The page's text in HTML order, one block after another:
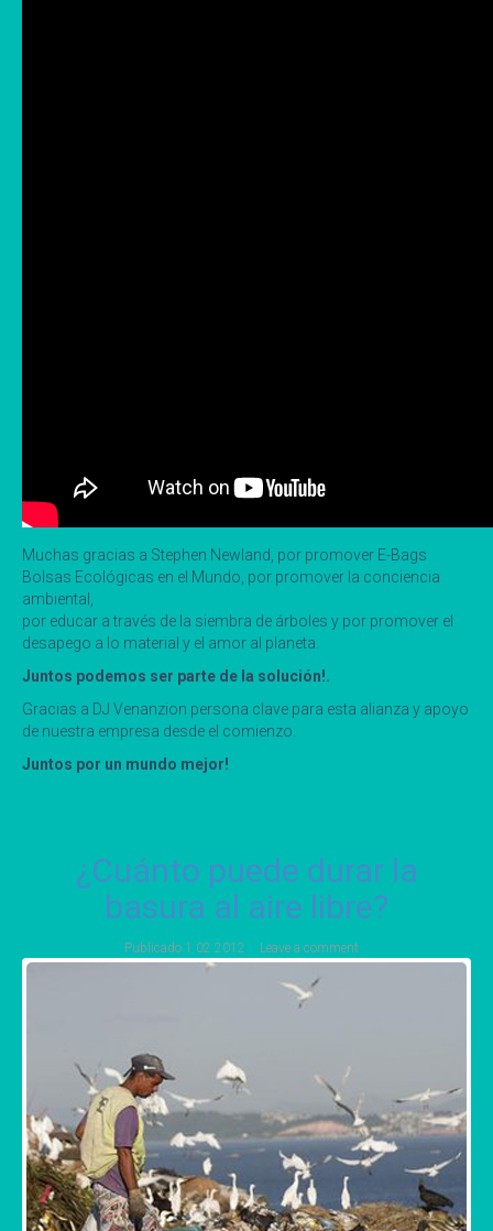
Muchas gracias a Stephen Newland, por promover E-Bags
Bolsas Ecológicas en el Mundo, por promover la conciencia
ambiental,
por educar a través de la siembra de árboles y por promover el
desapego a lo material y el amor al planeta.
Juntos podemos ser parte de la solución!.
Gracias a DJ Venanzion persona clave para esta alianza y apoyo
de nuestra empresa desde el comienzo.
Juntos por un mundo mejor!
¿Cuánto puede durar la
basura al aire libre?
Publicado 1 02 2012 Leave a comment